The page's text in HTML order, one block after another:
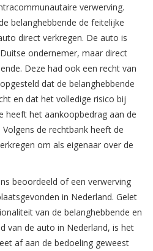
verwerving.
belanghebbende de feitelijke
direct verkregen. De auto is
ondernemer, maar direct
Deze had ook een recht van
dat de belanghebbende
en dat het volledige risico bij
heeft het aankoopbedrag aan de
de rechtbank heeft de
om als eigenaar over de
beoordeeld of een verwerving
in Nederland. Gelet
van de belanghebbende en
van de auto in Nederland, is het
af aan de bedoeling geweest